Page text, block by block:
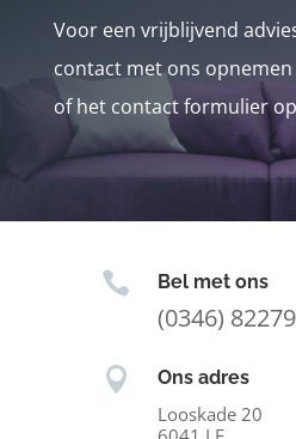
Voor een vrijblijvend
contact met ons
of het contact formulier
 Bel met ons
(0346)
 Ons adres
Looskade 20